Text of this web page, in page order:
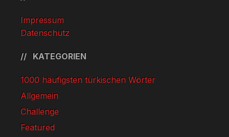
Impressum
Datenschutz
KATEGORIEN
1000 häufigsten türkischen Wörter
Allgemein
Challenge
Featured